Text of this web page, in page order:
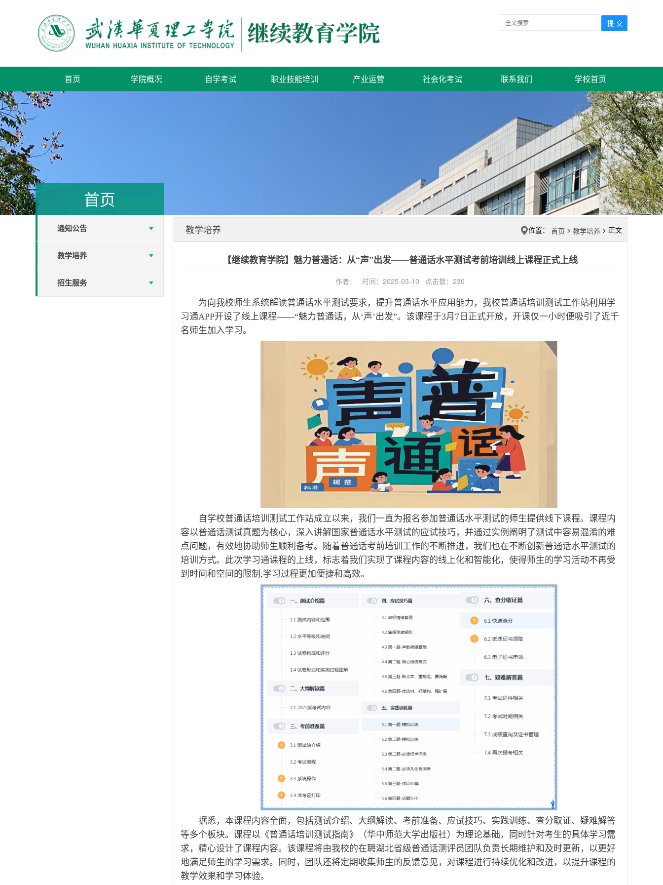
首页 学院概况 自学考试 职业技能培训 产业运营 社会化考试 联系我们 学校首页
首页
通知公告
教学培养
招生服务
教学培养 位置： 首页 > 教学培养 > 正文
【继续教育学院】魅力普通话：从“声”出发——普通话水平测试考前培训线上课程正式上线
作者： 时间：2025-03-10 点击数： 230
为向我校师生系统解读普通话水平测试要求，提升普通话水平应用能力，我校普通话培训测试工作站利用学
习通APP开设了线上课程——“魅力普通话，从‘声’出发”。该课程于3月7日正式开放，开课仅一小时便吸引了近千
名师生加入学习。
自学校普通话培训测试工作站成立以来，我们一直为报名参加普通话水平测试的师生提供线下课程。课程内
容以普通话测试真题为核心，深入讲解国家普通话水平测试的应试技巧，并通过实例阐明了测试中容易混淆的难
点问题，有效地协助师生顺利备考。随着普通话考前培训工作的不断推进，我们也在不断创新普通话水平测试的
培训方式。此次学习通课程的上线，标志着我们实现了课程内容的线上化和智能化，使得师生的学习活动不再受
到时间和空间的限制,学习过程更加便捷和高效。
据悉，本课程内容全面，包括测试介绍、大纲解读、考前准备、应试技巧、实践训练、查分取证、疑难解答
等多个板块。课程以《普通话培训测试指南》（华中师范大学出版社）为理论基础，同时针对考生的具体学习需
求，精心设计了课程内容。该课程将由我校的在聘湖北省级普通话测评员团队负责长期维护和及时更新，以更好
地满足师生的学习需求。同时，团队还将定期收集师生的反馈意见，对课程进行持续优化和改进，以提升课程的
教学效果和学习体验。